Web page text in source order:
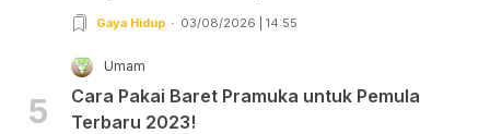
Gaya Hidup 03/08/2026 | 14:55
5
Umam
Cara Pakai Baret Pramuka untuk Pemula
Terbaru 2023!